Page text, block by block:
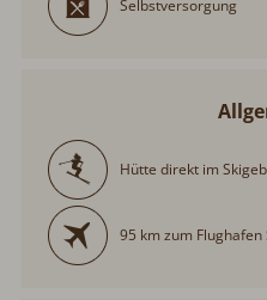
Selbstversorgung
Hütte direkt im
95 km zum Flughafen